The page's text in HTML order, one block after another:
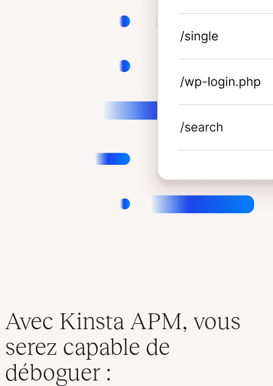
Avec Kinsta APM, vous
serez capable de
déboguer :